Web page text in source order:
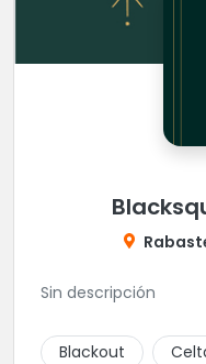
Sin descripción
Blackout